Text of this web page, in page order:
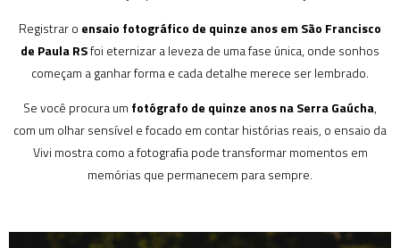
Registrar o ensaio fotográfico de quinze anos em São Francisco
de Paula RSfoi eternizar a leveza de uma fase única, onde sonhos
começam a ganhar forma e cada detalhe merece ser lembrado.
Se você procura um fotógrafo de quinze anos na Serra Gaúcha,
com um olhar sensível e focado em contar histórias reais, o ensaio da
Vivi mostra como a fotografia pode transformar momentos em
memórias que permanecem para sempre.